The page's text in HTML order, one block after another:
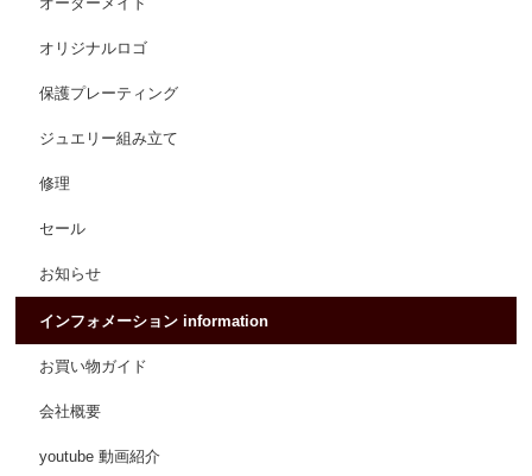
オーダーメイド
オリジナルロゴ
保護プレーティング
ジュエリー組み立て
修理
セール
お知らせ
インフォメーション information
お買い物ガイド
会社概要
youtube 動画紹介